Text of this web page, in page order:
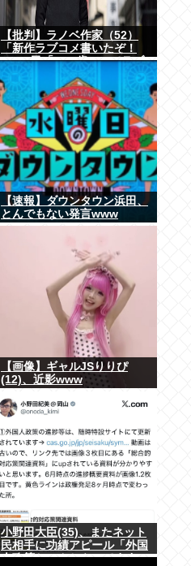
【批判】ラノベ作家（52）
「新作ラブコメ書いたぞ！
ｗ」X民「いい歳こいてラブ
コメ（笑）恥ずかしくない
の？」←やめたれｗと話題に
【速報】ダウンタウン浜田、
とんでもない発言www
【画像】ギャルJSりりぴ
(12)、近影www
小野田大臣(35)、またネット
民相手に功績アピール「外国
人政策ちゃんとやってます」